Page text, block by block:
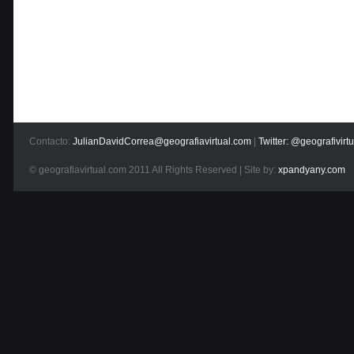
Contacto: JulianDavidCorrea@geografiavirtual.com Twitter:
© geografiavirtual.com 2011 All Rights Reserved | Site by: xpandyany.com